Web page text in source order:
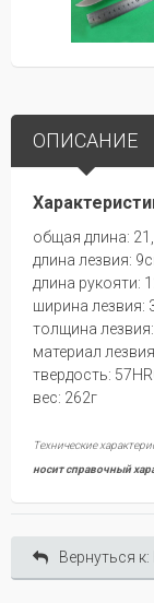
ОПИСАНИЕ
общая длина:
длина лезвия:
длина рукояти:
ширина лезвия:
толщина
материал
твердость:
вес: 262г
Технические
носит справочный
Вернуться